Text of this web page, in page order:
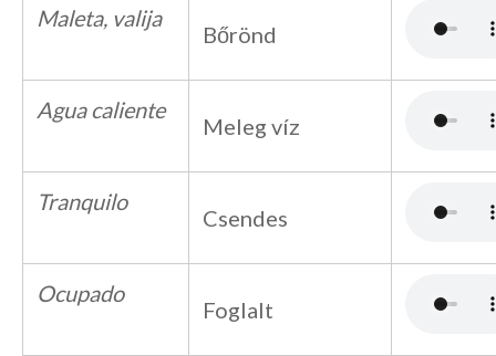
Maleta, valija
Bőrönd
Agua caliente
Meleg víz
Tranquilo
Csendes
Ocupado
Foglalt